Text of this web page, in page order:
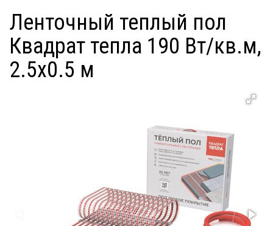
Ленточный теплый пол
Квадрат тепла 190 Вт/кв.м,
2.5х0.5 м